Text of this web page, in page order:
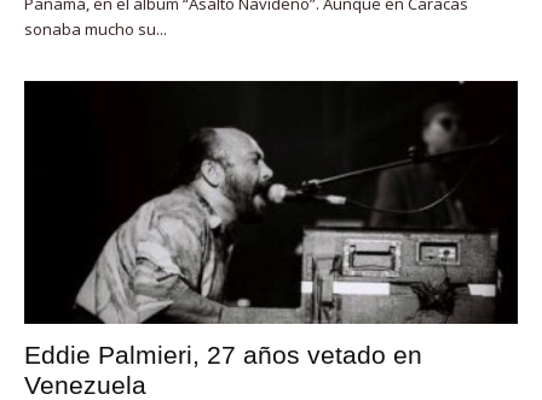
sonaba mucho su...
Eddie Palmieri, 27 años vetado en
Venezuela